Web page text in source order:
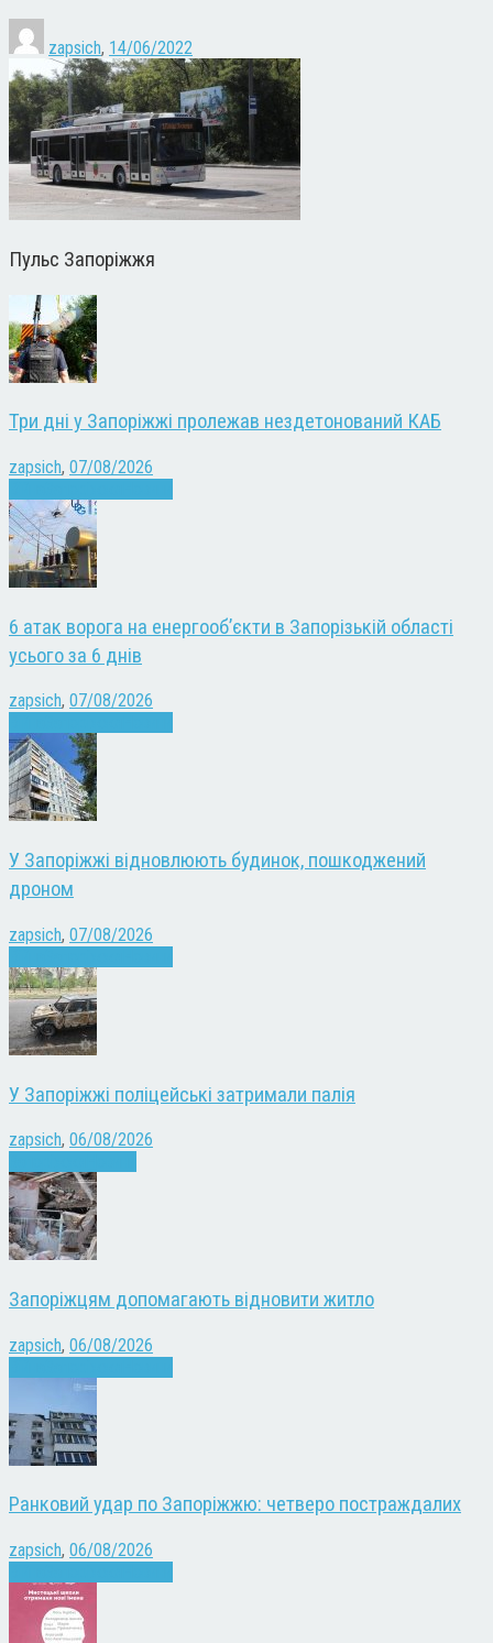
zapsich, 14/06/2022
Пульс Запоріжжя
Три дні у Запоріжжі пролежав нездетонований КАБ
zapsich, 07/08/2026
6 атак ворога на енергооб’єкти в Запорізькій області
усього за 6 днів
zapsich, 07/08/2026
У Запоріжжі відновлюють будинок, пошкоджений
дроном
zapsich, 07/08/2026
У Запоріжжі поліцейські затримали палія
zapsich, 06/08/2026
Запоріжцям допомагають відновити житло
zapsich, 06/08/2026
Ранковий удар по Запоріжжю: четверо постраждалих
zapsich, 06/08/2026